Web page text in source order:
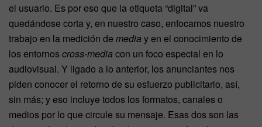
el usuario. Es por eso que la etiqueta “digital” va
quedándose corta y, en nuestro caso, enfocamos nuestro
trabajo en la medición de media y en el conocimiento de
los entornoscross-media con un foco especial en lo
audiovisual. Y ligado a lo anterior, los anunciantes nos
piden conocer el retorno de su esfuerzo publicitario, así,
sin más; y eso incluye todos los formatos, canales o
medios por lo que circule su mensaje. Esas dos son las